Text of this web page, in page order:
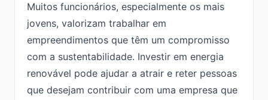
Muitos funcionários, especialmente os mais
jovens, valorizam trabalhar em
empreendimentos que têm um compromisso
com a sustentabilidade. Investir em energia
renovável pode ajudar a atrair e reter pessoas
que desejam contribuir com uma empresa que